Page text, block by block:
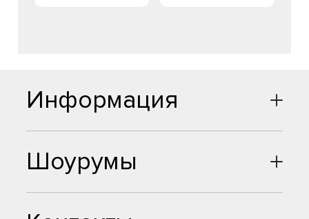
Шоурумы
Информация